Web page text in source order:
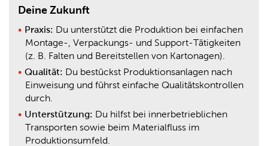
Deine Zukunft
Praxis: Du unterstützt die Produktion bei einfachen
Montage-, Verpackungs- und Support-Tätigkeiten
(z. B. Falten und Bereitstellen von Kartonagen).
Qualität: Du bestückst Produktionsanlagen nach
Einweisung und führst einfache Qualitätskontrollen
durch.
Unterstützung: Du hilfst bei innerbetrieblichen
Transporten sowie beim Materialfluss im
Produktionsumfeld.